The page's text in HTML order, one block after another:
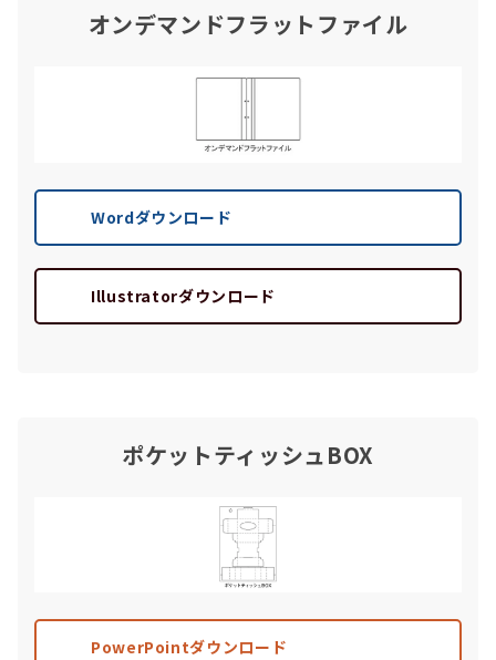
オンデマンドフラットファイル
Wordダウンロード
Illustratorダウンロード
ポケットティッシュBOX
PowerPointダウンロード